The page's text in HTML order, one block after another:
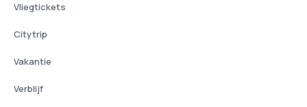
Vliegtickets
Citytrip
Vakantie
Verblijf